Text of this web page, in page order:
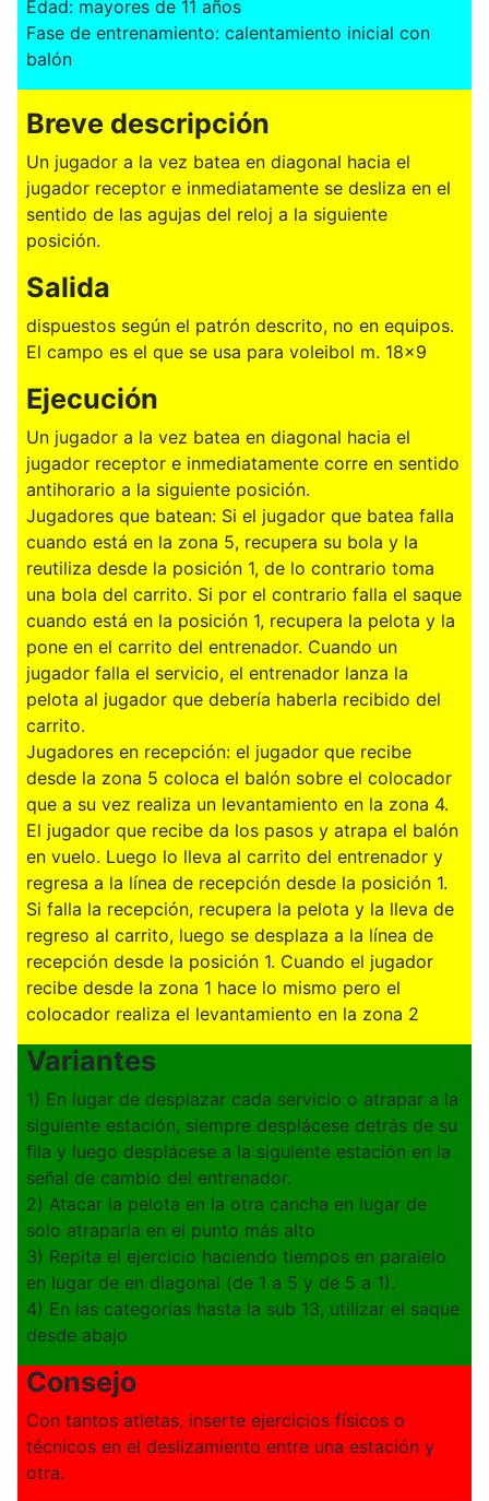
Edad: mayores de 11 años
Fase de entrenamiento: calentamiento inicial con
balón
Breve descripción
Un jugador a la vez batea en diagonal hacia el
jugador receptor e inmediatamente se desliza en el
sentido de las agujas del reloj a la siguiente
posición.
Salida
dispuestos según el patrón descrito, no en equipos.
El campo es el que se usa para voleibol m. 18x9
Ejecución
Un jugador a la vez batea en diagonal hacia el
jugador receptor e inmediatamente corre en sentido
antihorario a la siguiente posición.
Jugadores que batean: Si el jugador que batea falla
cuando está en la zona 5, recupera su bola y la
reutiliza desde la posición 1, de lo contrario toma
una bola del carrito. Si por el contrario falla el saque
cuando está en la posición 1, recupera la pelota y la
pone en el carrito del entrenador. Cuando un
jugador falla el servicio, el entrenador lanza la
pelota al jugador que debería haberla recibido del
carrito.
Jugadores en recepción: el jugador que recibe
desde la zona 5 coloca el balón sobre el colocador
que a su vez realiza un levantamiento en la zona 4.
El jugador que recibe da los pasos y atrapa el balón
en vuelo. Luego lo lleva al carrito del entrenador y
regresa a la línea de recepción desde la posición 1.
Si falla la recepción, recupera la pelota y la lleva de
regreso al carrito, luego se desplaza a la línea de
recepción desde la posición 1. Cuando el jugador
recibe desde la zona 1 hace lo mismo pero el
colocador realiza el levantamiento en la zona 2
Variantes
1) En lugar de desplazar cada servicio o atrapar a la
siguiente estación, siempre desplácese detrás de su
fila y luego desplácese a la siguiente estación en la
señal de cambio del entrenador.
2) Atacar la pelota en la otra cancha en lugar de
solo atraparla en el punto más alto
3) Repita el ejercicio haciendo tiempos en paralelo
en lugar de en diagonal (de 1 a 5 y de 5 a 1).
4) En las categorías hasta la sub 13, utilizar el saque
desde abajo
Consejo
Con tantos atletas, inserte ejercicios físicos o
técnicos en el deslizamiento entre una estación y
otra.